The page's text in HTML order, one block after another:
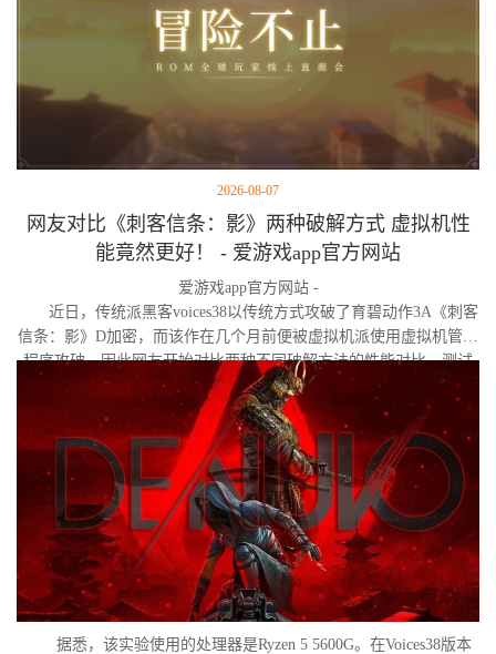
2026-08-07
网友对比《刺客信条：影》两种破解方式 虚拟机性
能竟然更好！ - 爱游戏app官方网站
爱游戏app官方网站 -
近日，传统派黑客voices38以传统方式攻破了育碧动作3A《刺客
信条：影》D加密，而该作在几个月前便被虚拟机派使用虚拟机管理
程序攻破。因此网友开始对比两种不同破解方法的性能对比。测试
作者决定验证，虚拟机管理程序是否真的会像许多玩家认为的那
样，导致明显的帧数下降。
据悉，该实验使用的处理器是Ryzen 5 5600G。在Voices38版本